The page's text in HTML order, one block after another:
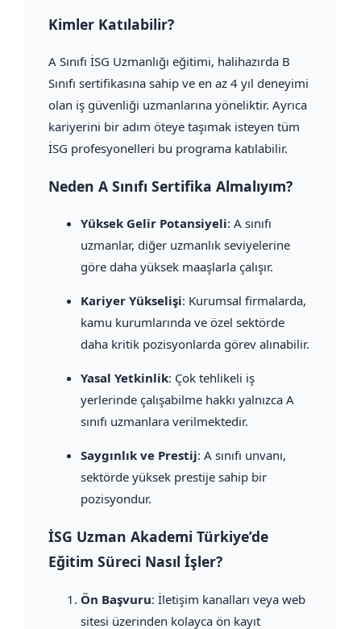
Kimler Katılabilir?
A Sınıfı İSG Uzmanlığı eğitimi, halihazırda B
Sınıfı sertifikasına sahip ve en az 4 yıl deneyimi
olan iş güvenliği uzmanlarına yöneliktir. Ayrıca
kariyerini bir adım öteye taşımak isteyen tüm
İSG profesyonelleri bu programa katılabilir.
Neden A Sınıfı Sertifika Almalıyım?
Yüksek Gelir Potansiyeli: A sınıfı
uzmanlar, diğer uzmanlık seviyelerine
göre daha yüksek maaşlarla çalışır.
Kariyer Yükselişi: Kurumsal firmalarda,
kamu kurumlarında ve özel sektörde
daha kritik pozisyonlarda görev alınabilir.
Yasal Yetkinlik: Çok tehlikeli iş
yerlerinde çalışabilme hakkı yalnızca A
sınıfı uzmanlara verilmektedir.
Saygınlık ve Prestij: A sınıfı unvanı,
sektörde yüksek prestije sahip bir
pozisyondur.
İSG Uzman Akademi Türkiye’de
Eğitim Süreci Nasıl İşler?
Ön Başvuru: İletişim kanalları veya web
sitesi üzerinden kolayca ön kayıt